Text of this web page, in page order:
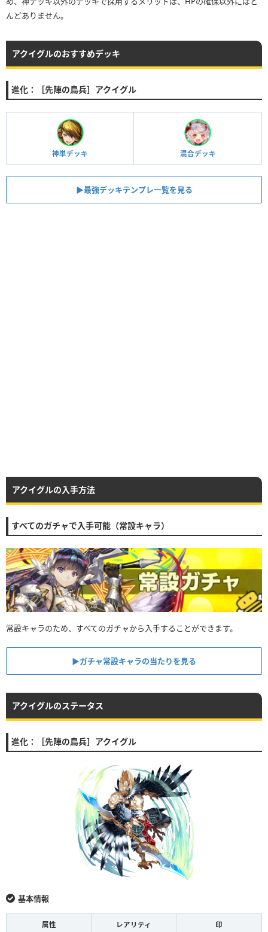
んどありません。
アクイグルのおすすめデッキ
進化：［先陣の鳥兵］アクイグル
神単デッキ 混合デッキ
▶︎最強デッキテンプレ一覧を見る
アクイグルの入手方法
すべてのガチャで入手可能（常設キャラ）
常設キャラのため、すべてのガチャから入手することができます。
▶︎ガチャ常設キャラの当たりを見る
アクイグルのステータス
進化：［先陣の鳥兵］アクイグル
基本情報
属性 レアリティ 印